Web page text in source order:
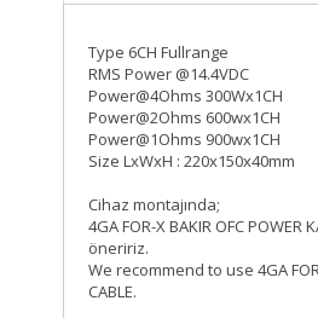
Type 6CH Fullrange
RMS Power @14.4VDC
Power@4Ohms 300Wx1CH
Power@2Ohms 600wx1CH
Power@1Ohms 900wx1CH
Size LxWxH : 220x150x40mm
Cihaz montajında;
4GA FOR-X BAKIR OFC POWER
öneririz.
We recommend to use 4GA
CABLE.